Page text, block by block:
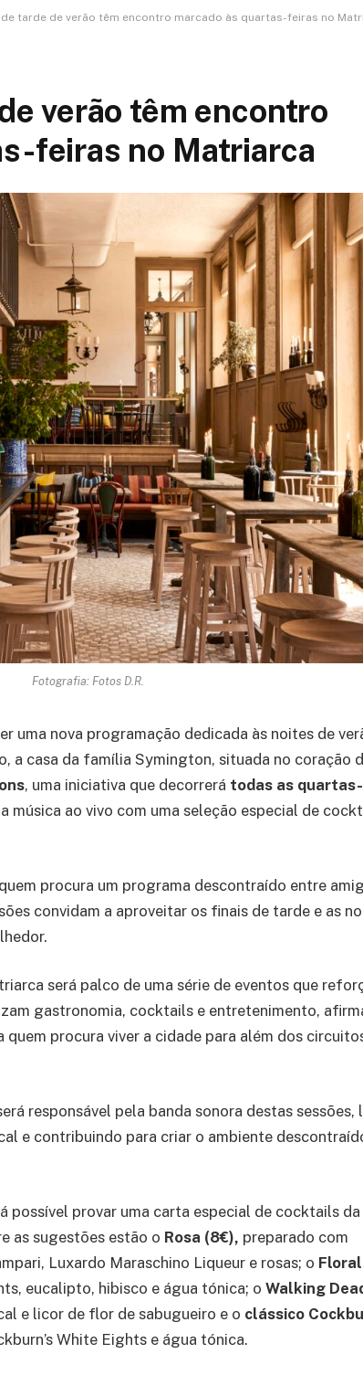
de tarde de verão têm encontro marcado às quartas-feiras no
verão têm encontro
feiras no Matriarca
Fotografia: Fotos D.R.
uma nova programação dedicada às noites de
a casa da família Symington, situada no coração
, uma iniciativa que decorrerá todas as
música ao vivo com uma seleção especial de
procura um programa descontraído entre
convidam a aproveitar os finais de tarde e as
será palco de uma série de eventos que
gastronomia, cocktails e entretenimento,
procura viver a cidade para além dos
responsável pela banda sonora destas sessões,
e contribuindo para criar o ambiente
possível provar uma carta especial de cocktails da
as sugestões estão o Rosa (8€), preparado com
Luxardo Maraschino Liqueur e rosas; o
eucalipto, hibisco e água tónica; o Walking
e licor de flor de sabugueiro e o clássico
White Eights e água tónica.